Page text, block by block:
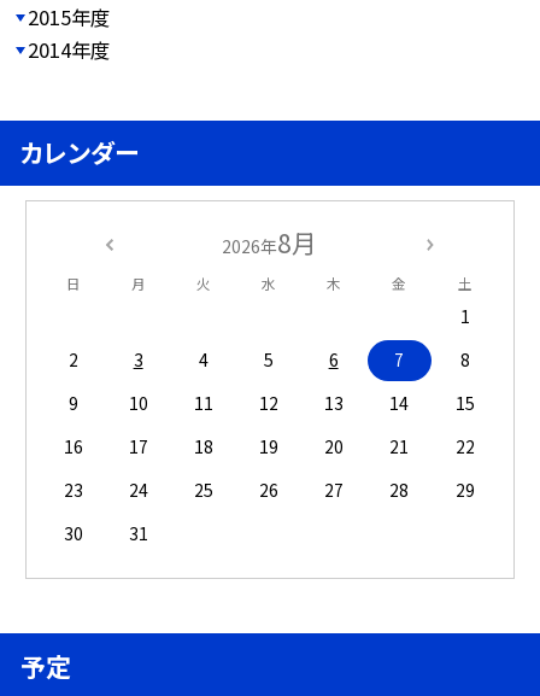
2015年度
2014年度
カレンダー
2026年8月
日 月 火 水 木 金 土
1
2
3 4 5 6 7
8
9
10 11 12 13 14
15
16
17 18 19 20 21
22
23
24 25 26 27 28
29
30
31
予定